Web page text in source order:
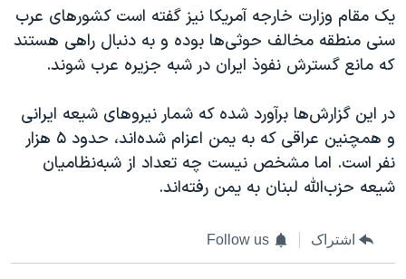
یک مقام وزارت خارجه آمریکا نیز گفته است کشورهای عرب‌
سنی منطقه مخالف حوثی‌ها بوده و به دنبال راهی هستند
که مانع گسترش نفوذ ایران در شبه جزیره عرب شوند.
در این گزارش‌ها برآورد شده که شمار نیروهای شیعه ایرانی
و همچنین عراقی که به یمن اعزام شده‌اند، حدود ۵ هزار
نفر است. اما مشخص نیست چه تعداد از شبه‌نظامیان
شیعه حزب‌الله لبنان به یمن رفته‌اند.
اشتراک Follow us